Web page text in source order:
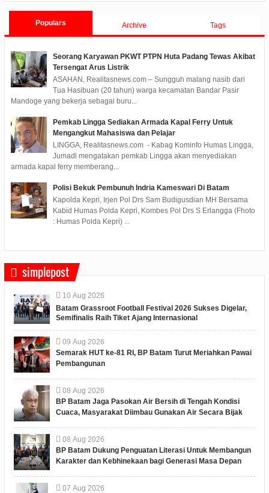
Populars Archive Tags
Seorang Karyawan PKWT PTPN Huta Padang Tewas Akibat
Tersengat Arus Listrik
ASAHAN, Realitasnews.com – Sungguh malang nasib dari
Tua Hasibuan (20 tahun) warga kecamatan Bandar Pasir
Mandoge yang bekerja sebagai buru...
Pemkab Lingga Sediakan Armada Kapal Ferry Untuk
Mengangkut Mahasiswa dan Pelajar
LINGGA, Realitasnews.com - Kabag Kominfo Humas Lingga,
Jumadi mengatakan pemkab Lingga akan menyediakan
armada kapal ferry memberang...
Polisi Bekuk Pembunuh Indria Kameswari Di Batam
Kapolda Kepri, Irjen Pol Drs Sam Budigusdian MH Bersama
Kabid Humas Polda Kepri, Kombes Pol Drs S Erlangga (Fhoto
: Humas Polda Kepri) ...
simplepost
10 Aug 2026
Batam Grassroot Football Festival 2026 Sukses Digelar,
Semifinalis Raih Tiket Ajang Internasional
09 Aug 2026
Semarak HUT ke-81 RI, BP Batam Turut Meriahkan Pawai
Pembangunan
08 Aug 2026
BP Batam Jaga Pasokan Air Bersih di Tengah Kondisi
Cuaca, Masyarakat Diimbau Gunakan Air Secara Bijak
08 Aug 2026
BP Batam Dukung Penguatan Literasi Untuk Membangun
Karakter dan Kebhinekaan bagi Generasi Masa Depan
07 Aug 2026